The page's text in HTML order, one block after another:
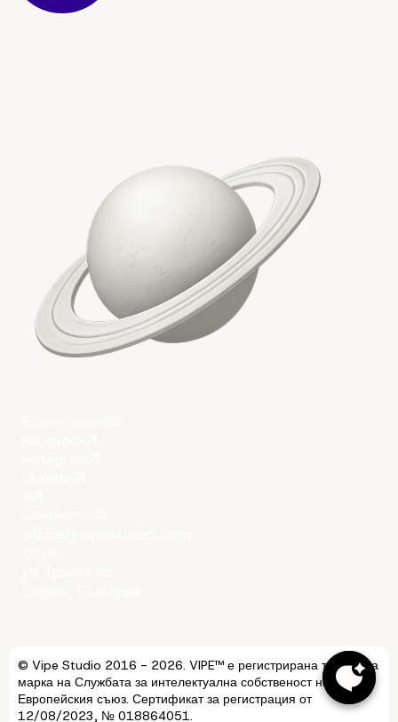
САЙТОВЕ И ТЯХНАТА
ПОДДРЪЖКА
Още по темата
© Vipe Studio 2016 - 2026. VIPE™ е регистрирана търговска
марка на Службата за интелектуална собственост на
Европейския съюз. Сертификат за регистрация от
12/08/2023, № 018864051.